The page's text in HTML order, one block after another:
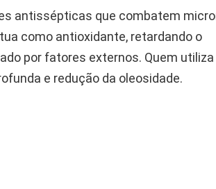
antissépticas que combatem
como antioxidante, retardando o
por fatores externos. Quem utiliza
e redução da oleosidade.